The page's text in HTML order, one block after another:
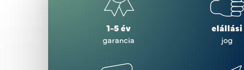
1-5 év
garancia
elállási
jog